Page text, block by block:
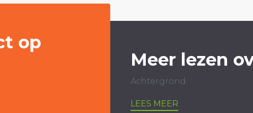
op
Meer lezen
Achtergrond
LEES MEER